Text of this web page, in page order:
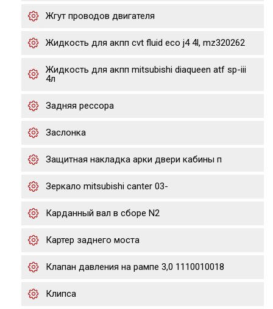
Жгут проводов двигателя
Жидкость для акпп cvt fluid eco j4 4l, mz320262
Жидкость для акпп mitsubishi diaqueen atf sp-iii
4л
Задняя рессора
Заслонка
Защитная накладка арки двери кабины п
Зеркало mitsubishi canter 03-
Карданный вал в сборе N2
Картер заднего моста
Клапан давления на рампе 3,0 1110010018
Клипса